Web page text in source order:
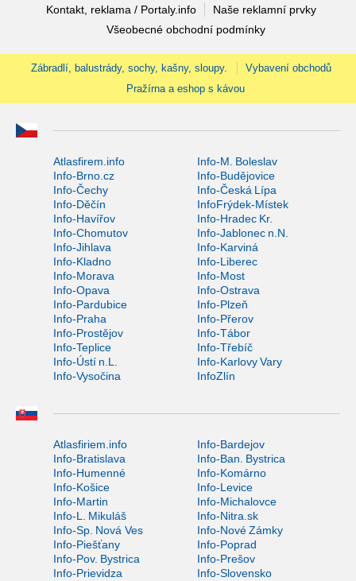
Kontakt, reklama / Portaly.info
Naše reklamní prvky
Všeobecné obchodní podmínky
Zábradlí, balustrády, sochy, kašny, sloupy.
Vybavení obchodů
Pražírna a eshop s kávou
Atlasfirem.info
Info-M. Boleslav
Info-Brno.cz
Info-Budějovice
Info-Čechy
Info-Česká Lípa
Info-Děčín
InfoFrýdek-Místek
Info-Havířov
Info-Hradec Kr.
Info-Chomutov
Info-Jablonec n.N.
Info-Jihlava
Info-Karviná
Info-Kladno
Info-Liberec
Info-Morava
Info-Most
Info-Opava
Info-Ostrava
Info-Pardubice
Info-Plzeň
Info-Praha
Info-Přerov
Info-Prostějov
Info-Tábor
Info-Teplice
Info-Třebíč
Info-Ústí n.L.
Info-Karlovy Vary
Info-Vysočina
InfoZlín
Atlasfiriem.info
Info-Bardejov
Info-Bratislava
Info-Ban. Bystrica
Info-Humenné
Info-Komárno
Info-Košice
Info-Levice
Info-Martin
Info-Michalovce
Info-L. Mikuláš
Info-Nitra.sk
Info-Sp. Nová Ves
Info-Nové Zámky
Info-Piešťany
Info-Poprad
Info-Pov. Bystrica
Info-Prešov
Info-Prievidza
Info-Slovensko